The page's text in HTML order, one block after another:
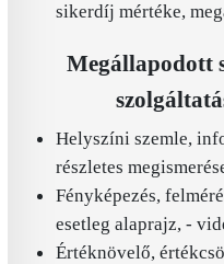
sikerdíj mértéke,
Megállapodott
Helyszíni szemle,
részletes
Fényképezés,
esetleg alaprajz, -
Értéknövelő,